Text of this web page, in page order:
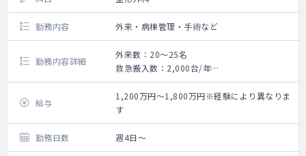
勤務内容 外来・病棟管理・手術など
勤務内容詳細
外来数：20～25名
救急搬入数：2,000台/年
▽業務内容
・外来担当数：2～3コマ/週
・外来数 ：20～25名/コマ
・病棟管理 ：相談にて決定（20～30名ほど
はご担当いただきたいです）
・手術 ：相談により決定（人工関節・
給与
1,200万円～1,800万円※経験により異なりま
す
勤務日数 週4日～